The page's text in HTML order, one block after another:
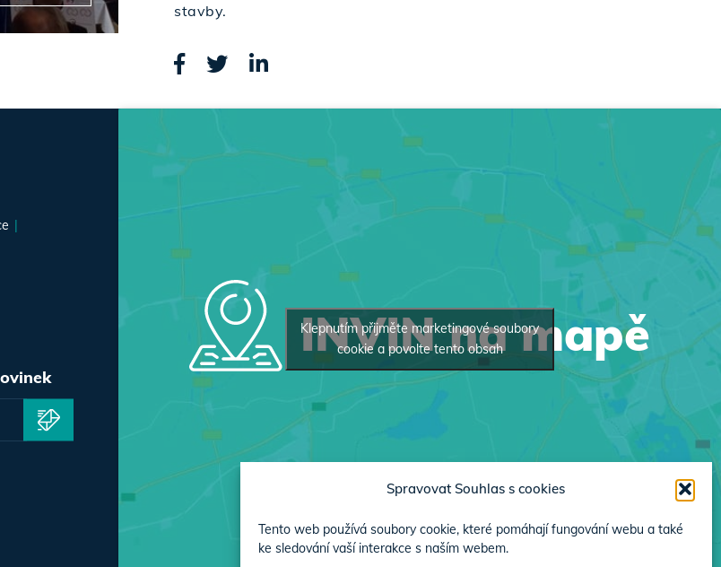
Spravovat Souhlas s cookies
Tento web používá soubory cookie, které pomáhají fungování webu a také
ke sledování vaší interakce s naším webem.
stavby.
INVIN na mapě
Klepnutím přijměte marketingové soubory
cookie a povolte tento obsah